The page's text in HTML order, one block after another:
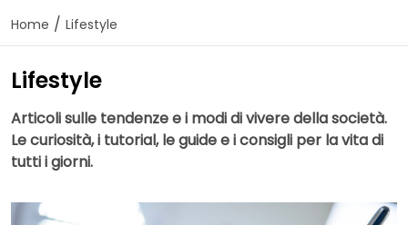
Home / Lifestyle
Lifestyle
Articoli sulle tendenze e i modi di vivere della società.
Le curiosità, i tutorial, le guide e i consigli per la vita di
tutti i giorni.